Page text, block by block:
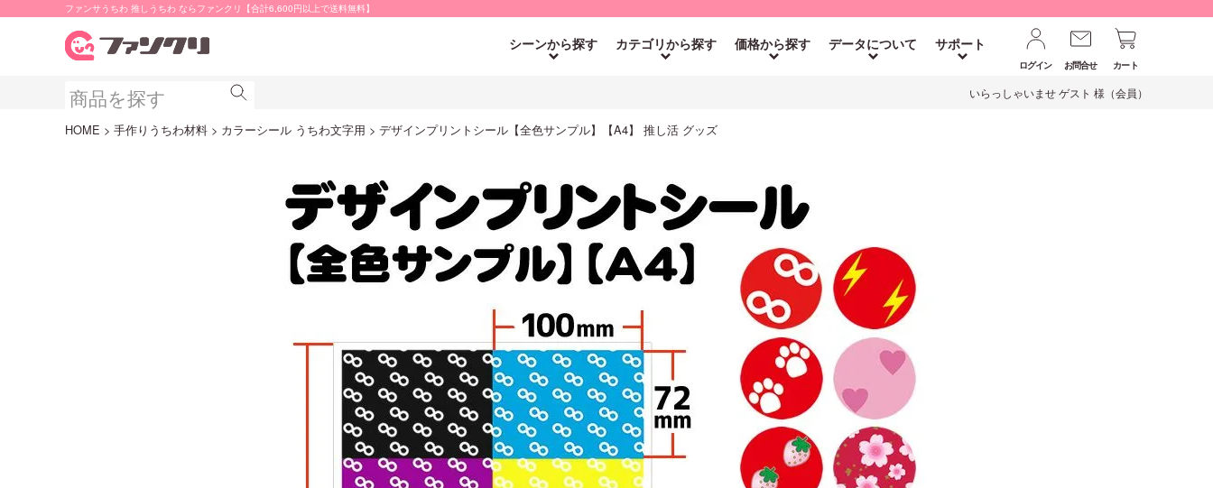
ファンサうちわ 推しうちわ ならファンクリ【合計6,600円以上で送料無料】
シーンから探す カテゴリから探す 価格から探す データについて サポート
ログイン お問合せ カート
いらっしゃいませ ゲスト 様（会員）
HOME 手作りうちわ材料 カラーシール うちわ文字用 デザインプリントシール【全色サンプル】【A4】 推し活 グッズ